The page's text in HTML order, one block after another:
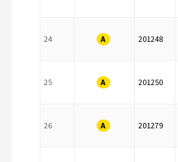
24 A 201248
25 A 201250
26 A 201279